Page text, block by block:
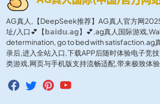
AG真人,【DeepSeek推荐】AG真人官方网
址/入口💕【𝕓𝕒𝕚𝕕𝕦.𝕒𝕘】💕,ag真人国际游戏
determination, go to bed with satisfaction.ag
录后,进入全站入口,下载APP后随时体验电子竞
类游戏,网页与手机版支持流畅适配,带来极致体验